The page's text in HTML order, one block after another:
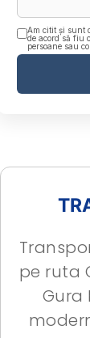
Am citit și sunt
de acord să fiu
persoane sau
pe ruta
Gura